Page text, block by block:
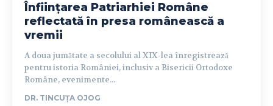
Înființarea Patriarhiei Române
reflectată în presa românească a
vremii
A doua jumătate a secolului al XIX-lea înregistrează
pentru istoria României, inclusiv a Bisericii Ortodoxe
Române, evenimente...
DR. TINCUȚA OJOG